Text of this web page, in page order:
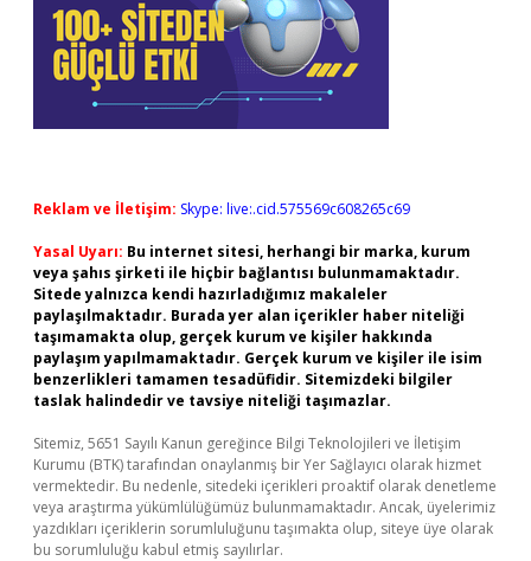
Reklam ve İletişim: Skype: live:.cid.575569c608265c69
Yasal Uyarı: Bu internet sitesi, herhangi bir marka, kurum
veya şahıs şirketi ile hiçbir bağlantısı bulunmamaktadır.
Sitede yalnızca kendi hazırladığımız makaleler
paylaşılmaktadır. Burada yer alan içerikler haber niteliği
taşımamakta olup, gerçek kurum ve kişiler hakkında
paylaşım yapılmamaktadır. Gerçek kurum ve kişiler ile isim
benzerlikleri tamamen tesadüfidir. Sitemizdeki bilgiler
taslak halindedir ve tavsiye niteliği taşımazlar.
Sitemiz, 5651 Sayılı Kanun gereğince Bilgi Teknolojileri ve İletişim
Kurumu (BTK) tarafından onaylanmış bir Yer Sağlayıcı olarak hizmet
vermektedir. Bu nedenle, sitedeki içerikleri proaktif olarak denetleme
veya araştırma yükümlülüğümüz bulunmamaktadır. Ancak, üyelerimiz
yazdıkları içeriklerin sorumluluğunu taşımakta olup, siteye üye olarak
bu sorumluluğu kabul etmiş sayılırlar.